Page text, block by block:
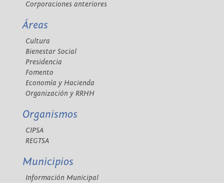
Corporaciones anteriores
Áreas
Cultura
Bienestar Social
Presidencia
Fomento
Economía y Hacienda
Organización y RRHH
Organismos
CIPSA
REGTSA
Municipios
Información Municipal